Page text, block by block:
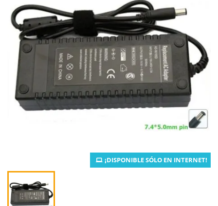
¡DISPONIBLE SÓLO EN INTERNET!